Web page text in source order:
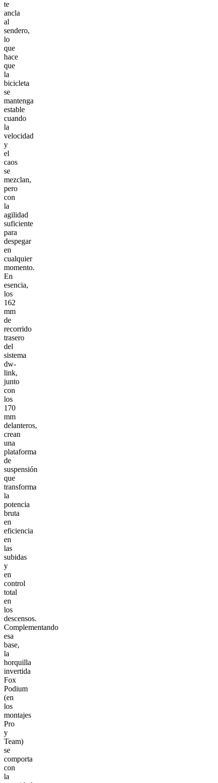
te
ancla
al
sendero,
lo
que
hace
que
la
bicicleta
se
mantenga
estable
cuando
la
velocidad
y
el
caos
se
mezclan,
pero
con
la
agilidad
suficiente
para
despegar
en
cualquier
momento.
En
esencia,
los
162
mm
de
recorrido
trasero
del
sistema
dw-
link,
junto
con
los
170
mm
delanteros,
crean
una
plataforma
de
suspensión
que
transforma
la
potencia
bruta
en
eficiencia
en
las
subidas
y
en
control
total
en
los
descensos.
Complementando
esa
base,
la
horquilla
invertida
Fox
Podium
(en
los
montajes
Pro
y
Team)
se
comporta
con
la